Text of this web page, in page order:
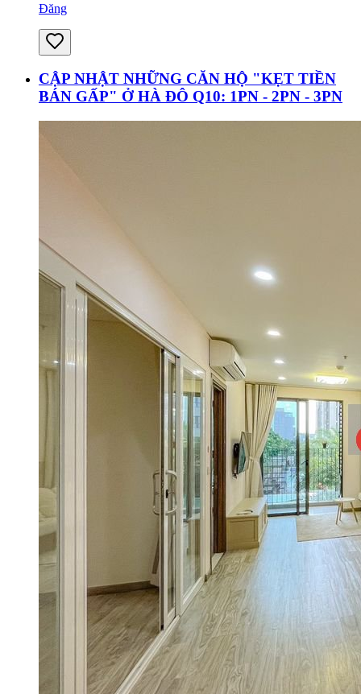
Đăng
CẬP NHẬT NHỮNG CĂN HỘ "KẸT TIỀN
BÁN GẤP" Ở HÀ ĐÔ Q10: 1PN - 2PN - 3PN